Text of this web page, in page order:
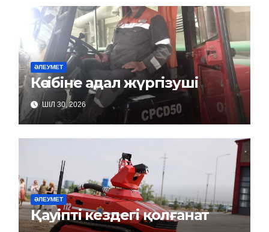
ӘЛЕУМЕТ
Кәсібіне адал жүргізуші
ШІЛ 30, 2026
ӘЛЕУМЕТ
Қауіпті кездегі қолғанат